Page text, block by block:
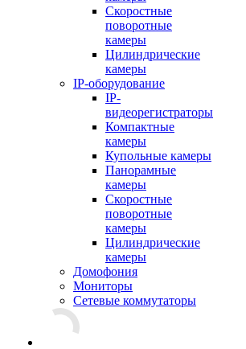
Скоростные
поворотные
камеры
Цилиндрические
камеры
IP-оборудование
IP-
видеорегистраторы
Компактные
камеры
Купольные камеры
Панорамные
камеры
Скоростные
поворотные
камеры
Цилиндрические
камеры
Домофония
Мониторы
Сетевые коммутаторы